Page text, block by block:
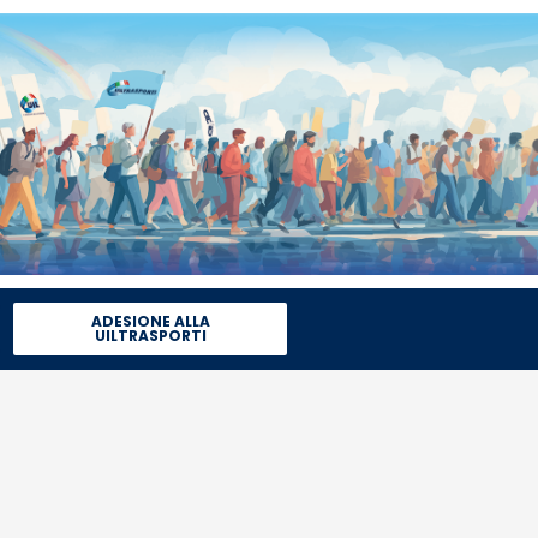
ADESIONE ALLA
UILTRASPORTI